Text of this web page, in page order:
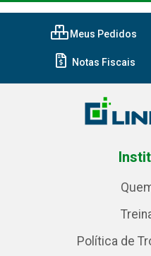
Meus Pedidos
Notas Fiscais
Política de